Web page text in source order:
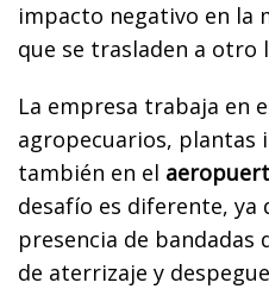
impacto negativo en la
que se trasladen a otro
La empresa trabaja en
agropecuarios, plantas
también en el
desafío es diferente, ya
presencia de
de aterrizaje y